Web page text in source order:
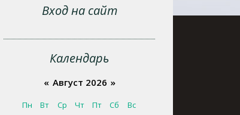
Вход на сайт
Календарь
« Август 2026 »
Пн Вт Ср Чт Пт Сб
Вс